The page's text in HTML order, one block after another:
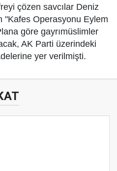
çözen savcılar Deniz
"Kafes Operasyonu Eylem
göre gayrımüslimler
AK Parti üzerindeki
yer verilmişti.